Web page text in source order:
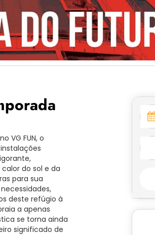
VG FUN, o
do sol e da
para sua
deste refúgio à
a apenas
se torna ainda
significado de